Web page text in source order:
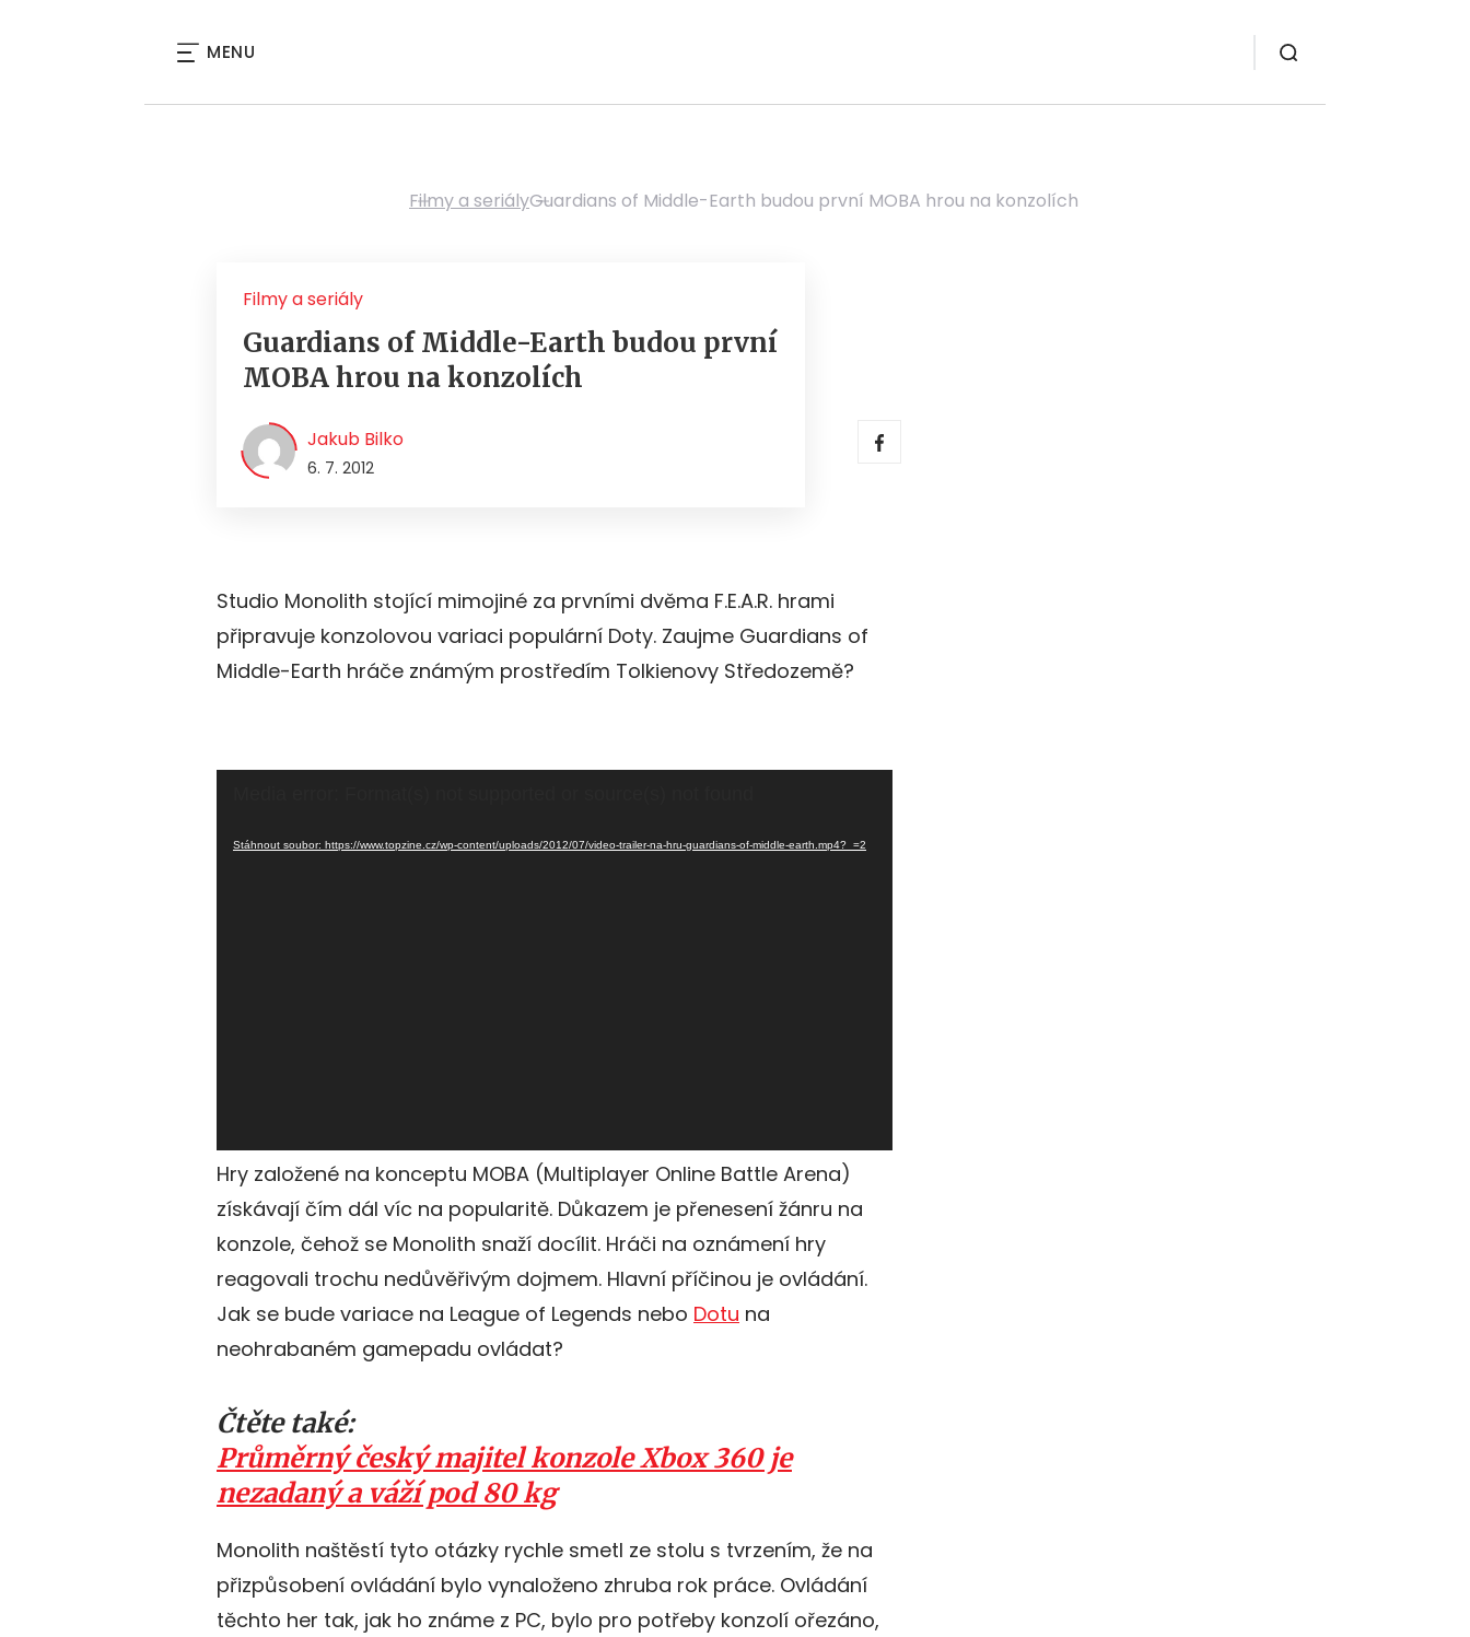
MENU
Filmy a seriályGuardians of Middle-Earth budou první MOBA hrou na konzolích
Filmy a seriály
Guardians of Middle-Earth budou první
MOBA hrou na konzolích
Jakub Bilko
6. 7. 2012
Studio Monolith stojící mimojiné za prvními dvěma F.E.A.R. hrami
připravuje konzolovou variaci populární Doty. Zaujme Guardians of
Middle-Earth hráče známým prostředím Tolkienovy Středozemě?
Stáhnout soubor: https://www.topzine.cz/wp-content/uploads/2012/07/video-trailer-na-hru-guardians-of-middle-earth.mp4?_=2
Hry založené na konceptu MOBA (Multiplayer Online Battle Arena)
získávají čím dál víc na popularitě. Důkazem je přenesení žánru na
konzole, čehož se Monolith snaží docílit. Hráči na oznámení hry
reagovali trochu nedůvěřivým dojmem. Hlavní příčinou je ovládání.
Jak se bude variace na League of Legends nebo Dotu na
neohrabaném gamepadu ovládat?
Čtěte také:
Průměrný český majitel konzole Xbox 360 je
nezadaný a váží pod 80 kg
Monolith naštěstí tyto otázky rychle smetl ze stolu s tvrzením, že na
přizpůsobení ovládání bylo vynaloženo zhruba rok práce. Ovládání
těchto her tak, jak ho známe z PC, bylo pro potřeby konzolí ořezáno,